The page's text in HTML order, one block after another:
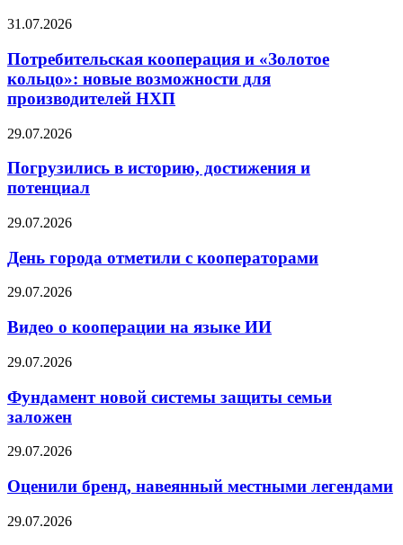
31.07.2026
Потребительская кооперация и «Золотое
кольцо»: новые возможности для
производителей НХП
29.07.2026
Погрузились в историю, достижения и
потенциал
29.07.2026
День города отметили с кооператорами
29.07.2026
Видео о кооперации на языке ИИ
29.07.2026
Фундамент новой системы защиты семьи
заложен
29.07.2026
Оценили бренд, навеянный местными легендами
29.07.2026